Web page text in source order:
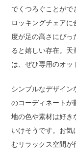
でくつろぐことがで
ロッキングチェア
度が足の高さにぴ
ると嬉しい存在。
は、ぜひ専用のオッ
シンプルなデザイン
のコーディネート
地の色や素材は好き
いけそうです。お
むリラックス空間が